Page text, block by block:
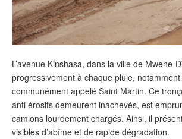
L’avenue Kinshasa, dans la ville de Mwene-
progressivement à chaque pluie,
communément appelé Saint Martin. Ce
anti érosifs demeurent inachevés, est
camions lourdement chargés. Ainsi, il
visibles d’abîme et de rapide dégradation.